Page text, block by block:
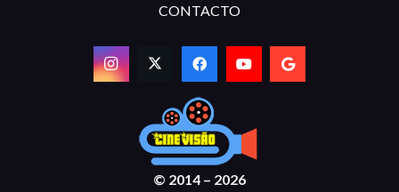
CONTACTO
© 2014 – 2026